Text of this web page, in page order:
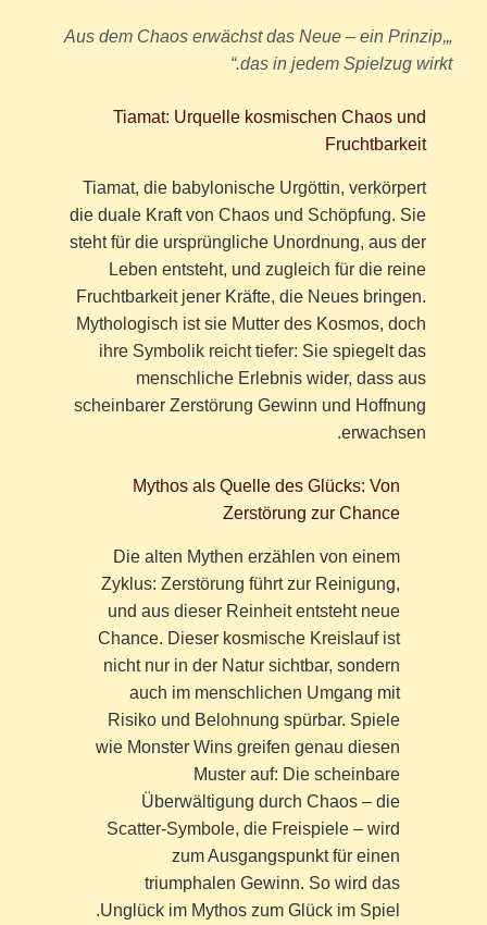
„Aus dem Chaos erwächst das Neue – ein Prinzip,
das in jedem Spielzug wirkt.“
Tiamat: Urquelle kosmischen Chaos und
Fruchtbarkeit
Tiamat, die babylonische Urgöttin, verkörpert
die duale Kraft von Chaos und Schöpfung. Sie
steht für die ursprüngliche Unordnung, aus der
Leben entsteht, und zugleich für die reine
Fruchtbarkeit jener Kräfte, die Neues bringen.
Mythologisch ist sie Mutter des Kosmos, doch
ihre Symbolik reicht tiefer: Sie spiegelt das
menschliche Erlebnis wider, dass aus
scheinbarer Zerstörung Gewinn und Hoffnung
erwachsen.
Mythos als Quelle des Glücks: Von
Zerstörung zur Chance
Die alten Mythen erzählen von einem
Zyklus: Zerstörung führt zur Reinigung,
und aus dieser Reinheit entsteht neue
Chance. Dieser kosmische Kreislauf ist
nicht nur in der Natur sichtbar, sondern
auch im menschlichen Umgang mit
Risiko und Belohnung spürbar. Spiele
wie Monster Wins greifen genau diesen
Muster auf: Die scheinbare
Überwältigung durch Chaos – die
Scatter-Symbole, die Freispiele – wird
zum Ausgangspunkt für einen
triumphalen Gewinn. So wird das
Unglück im Mythos zum Glück im Spiel.